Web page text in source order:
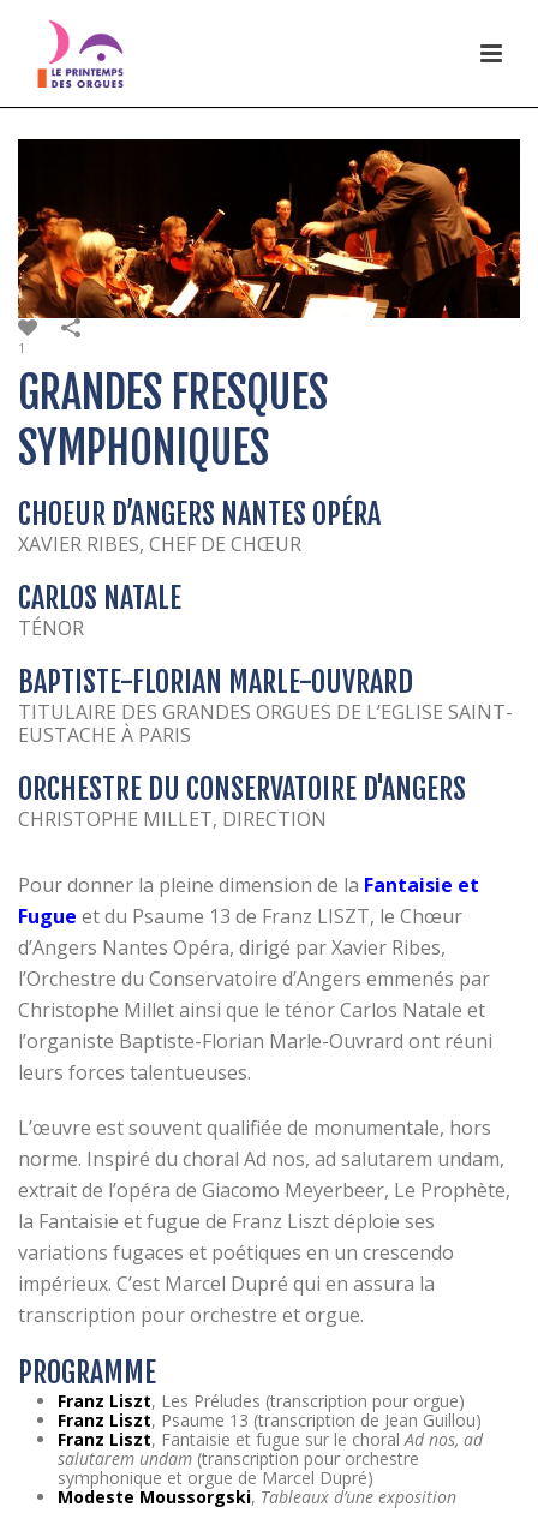
1
GRANDES FRESQUES
SYMPHONIQUES
CHOEUR D’ANGERS NANTES OPÉRA
XAVIER RIBES, CHEF DE CHŒUR
CARLOS NATALE
TÉNOR
BAPTISTE-FLORIAN MARLE-OUVRARD
TITULAIRE DES GRANDES ORGUES DE L’EGLISE SAINT-
EUSTACHE À PARIS
ORCHESTRE DU CONSERVATOIRE D'ANGERS
CHRISTOPHE MILLET, DIRECTION
Pour donner la pleine dimension de la Fantaisie et
Fugue et du Psaume 13 de Franz LISZT, le Chœur
d’Angers Nantes Opéra, dirigé par Xavier Ribes,
l’Orchestre du Conservatoire d’Angers emmenés par
Christophe Millet ainsi que le ténor Carlos Natale et
l’organiste Baptiste-Florian Marle-Ouvrard ont réuni
leurs forces talentueuses.
L’œuvre est souvent qualifiée de monumentale, hors
norme. Inspiré du choral Ad nos, ad salutarem undam,
extrait de l’opéra de Giacomo Meyerbeer, Le Prophète,
la Fantaisie et fugue de Franz Liszt déploie ses
variations fugaces et poétiques en un crescendo
impérieux. C’est Marcel Dupré qui en assura la
transcription pour orchestre et orgue.
PROGRAMME
Franz Liszt, Les Préludes (transcription pour orgue)
Franz Liszt, Psaume 13 (transcription de Jean Guillou)
Franz Liszt, Fantaisie et fugue sur le choralAd nos, ad
salutarem undam(transcription pour orchestre
symphonique et orgue de Marcel Dupré)
Modeste Moussorgski, Tableaux d’une exposition